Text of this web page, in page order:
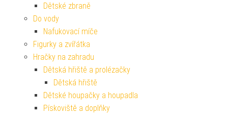
Dětské zbraně
Do vody
Nafukovací míče
Figurky a zvířátka
Hračky na zahradu
Dětská hřiště a prolézačky
Dětská hřiště
Dětské houpačky a houpadla
Pískoviště a doplňky